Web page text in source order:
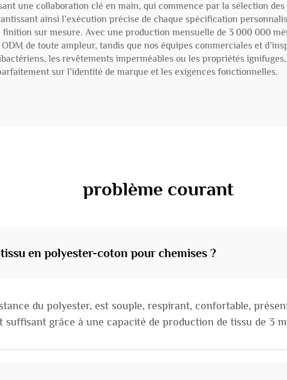
une collaboration clé en main, qui commence par la sélection des
ainsi l’exécution précise de chaque spécification
finition sur mesure. Avec une production mensuelle de 3 000 000
de toute ampleur, tandis que nos équipes commerciales et
les revêtements imperméables ou les propriétés
sur l’identité de marque et les exigences fonctionnelles.
problème courant
en polyester-coton pour chemises ?
du polyester, est souple, respirant, confortable,
grâce à une capacité de production de tissu de 3